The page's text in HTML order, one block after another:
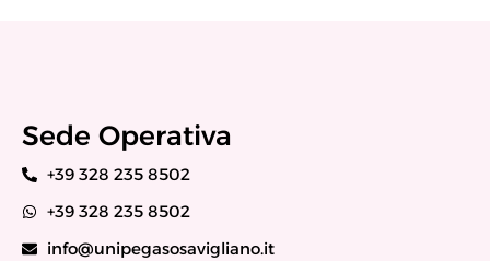
Sede Operativa
+39 328 235 8502
+39 328 235 8502
info@unipegasosavigliano.it